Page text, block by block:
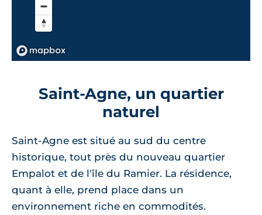
Saint-Agne, un quartier
naturel
Saint-Agne est situé au sud du centre
historique, tout près du nouveau quartier
Empalot et de l'île du Ramier. La résidence,
quant à elle, prend place dans un
environnement riche en commodités.